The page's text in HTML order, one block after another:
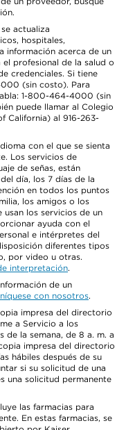
actualiza
hospitales,
información acerca de un
profesional de la salud o
credenciales. Si tiene
(sin costo). Para
1-800-464-4000 (sin
puede llamar al Colegio
California) al 916-263-
con el que se sienta
Los servicios de
de señas, están
día, los 7 días de la
en todos los puntos
los amigos o los
los servicios de un
ayuda con el
e intérpretes del
diferentes tipos
por video u otras.
interpretación.
de un
con nosotros.
impresa del directorio
a Servicio a los
de la semana, de 8 a. m. a
impresa del directorio
hábiles después de su
si su solicitud de una
una solicitud permanente
las farmacias para
En estas farmacias, se